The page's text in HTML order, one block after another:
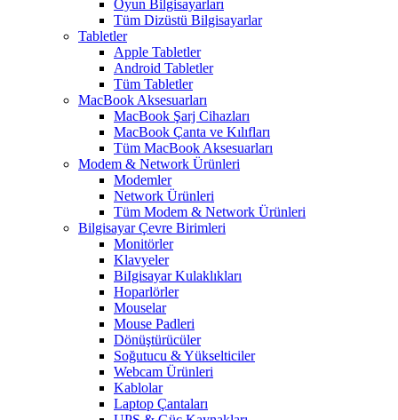
Oyun Bilgisayarları
Tüm Dizüstü Bilgisayarlar
Tabletler
Apple Tabletler
Android Tabletler
Tüm Tabletler
MacBook Aksesuarları
MacBook Şarj Cihazları
MacBook Çanta ve Kılıfları
Tüm MacBook Aksesuarları
Modem & Network Ürünleri
Modemler
Network Ürünleri
Tüm Modem & Network Ürünleri
Bilgisayar Çevre Birimleri
Monitörler
Klavyeler
BiIgisayar Kulaklıkları
Hoparlörler
Mouselar
Mouse Padleri
Dönüştürücüler
Soğutucu & Yükselticiler
Webcam Ürünleri
Kablolar
Laptop Çantaları